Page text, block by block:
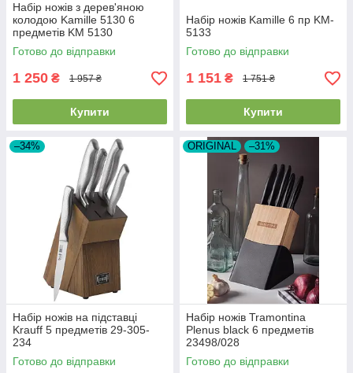
Набір ножів з дерев'яною
колодою Kamille 5130 6
предметів KM 5130
Готово до відправки
1 250 ₴ 1 957 ₴
Купити
Набір ножів Kamille 6 пр KM-
5133
Готово до відправки
1 151 ₴ 1 751 ₴
Купити
–34%
Набір ножів на підставці
Krauff 5 предметів 29-305-
234
Готово до відправки
ORIGINAL –31%
Набір ножів Tramontina
Plenus black 6 предметів
23498/028
Готово до відправки